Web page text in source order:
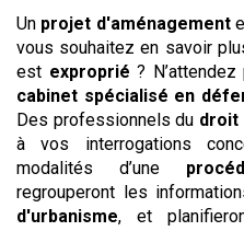
Un projet d'aménagement
vous souhaitez en savoir
est exproprié ?
cabinet spécialisé en
Des professionnels du droit
à vos interrogations
modalités d’une
regrouperont les
d'urbanisme, et